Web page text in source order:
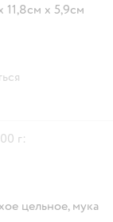
11,8см х 5,9см
г:
цельное, мука